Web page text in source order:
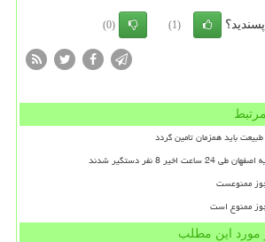
(1)
(0)
باید همزمان تامین گردد
ممنوعست
ممنوع است
مورد این مطلب